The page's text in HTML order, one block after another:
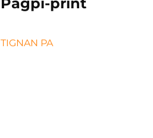
TIGNAN PA